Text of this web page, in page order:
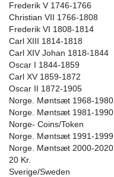
Frederik V 1746-1766
Christian VII 1766-1808
Frederik VI 1808-1814
Carl XIII 1814-1818
Carl XIV Johan 1818-1844
Oscar I 1844-1859
Carl XV 1859-1872
Oscar II 1872-1905
Norge. Møntsæt 1968-1980
Norge. Møntsæt 1981-1990
Norge- Coins/Token
Norge. Møntsæt 1991-1999
Norge. Møntsæt 2000-2020
20 Kr.
Sverige/Sweden